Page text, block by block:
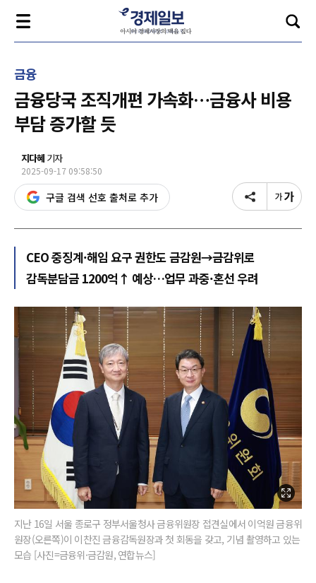
금융
금융당국 조직개편 가속화…금융사 비용
부담 증가할 듯
지다혜 기자
2025-09-17 09:58:50
구글 검색 선호 출처로 추가
CEO 중징계·해임 요구 권한도 금감원→금감위로
감독분담금 1200억↑ 예상…업무 과중·혼선 우려
지난 16일 서울 종로구 정부서울청사 금융위원장 접견실에서 이억원 금융위
원장(오른쪽)이 이찬진 금융감독원장과 첫 회동을 갖고, 기념 촬영하고 있는
모습 [사진=금융위·금감원, 연합뉴스]